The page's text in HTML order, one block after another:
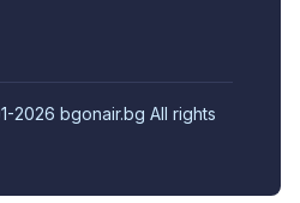
2026 bgonair.bg All rights